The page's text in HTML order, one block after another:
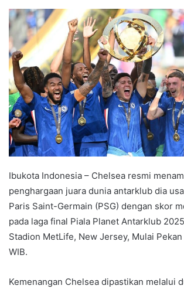
d
n
e
m
a
i
l
Ibukota Indonesia – Chelsea resmi
penghargaan juara dunia antarklub dia
Paris Saint-Germain (PSG) dengan skor
pada laga final Piala Planet Antarklub
Stadion MetLife, New Jersey, Mulai
WIB.
Kemenangan Chelsea dipastikan melalui